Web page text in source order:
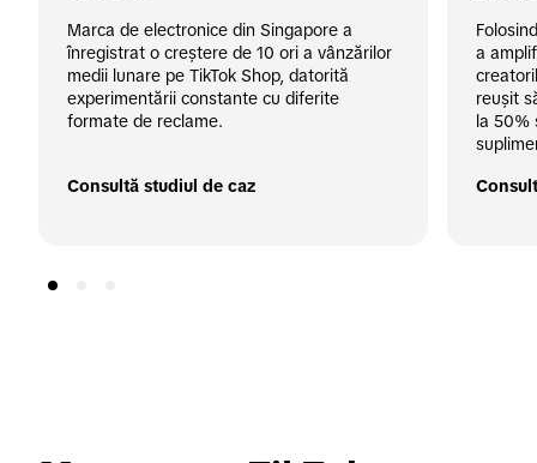
Marca de electronice din Singapore a
înregistrat o creștere de 10 ori a vânzărilor
medii lunare pe TikTok Shop, datorită
experimentării constante cu diferite
formate de reclame.
Consultă studiul de caz
a
reușit
la 50%